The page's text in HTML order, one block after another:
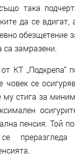
така
да се
обезщетение
са замразени.
КТ „Подкрепа“
човек се
му стига за
пенсия. Той